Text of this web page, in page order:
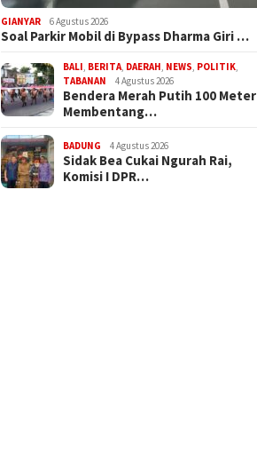
GIANYAR 6 Agustus 2026
Soal Parkir Mobil di Bypass Dharma Giri …
BALI, BERITA, DAERAH, NEWS, POLITIK,
TABANAN
4 Agustus 2026
Bendera Merah Putih 100 Meter
Membentang…
BADUNG 4 Agustus 2026
Sidak Bea Cukai Ngurah Rai,
Komisi I DPR…